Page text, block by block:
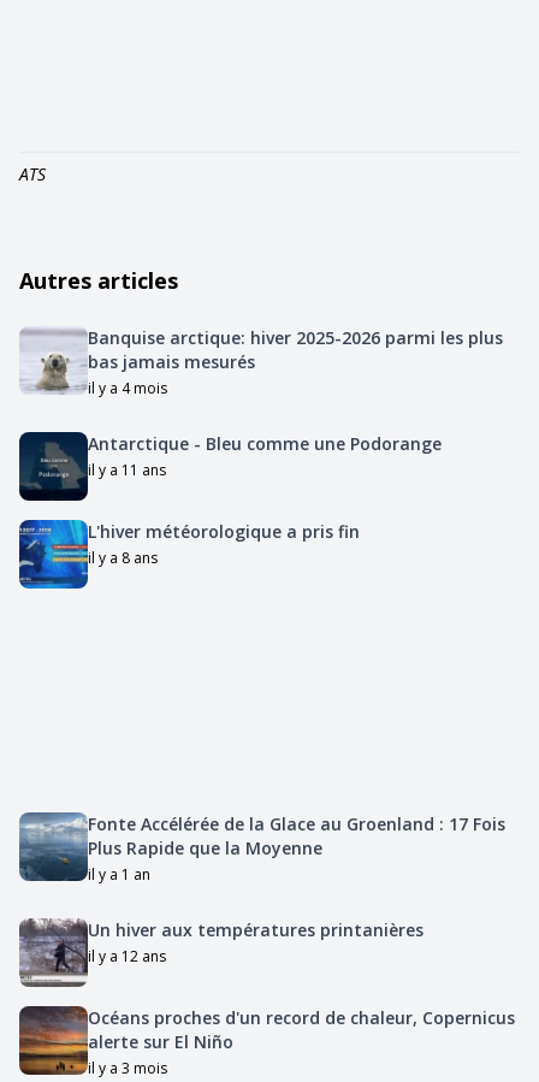
ATS
Autres articles
Banquise arctique: hiver 2025-2026 parmi les plus
bas jamais mesurés
il y a 4 mois
Antarctique - Bleu comme une Podorange
il y a 11 ans
L'hiver météorologique a pris fin
il y a 8 ans
Fonte Accélérée de la Glace au Groenland : 17 Fois
Plus Rapide que la Moyenne
il y a 1 an
Un hiver aux températures printanières
il y a 12 ans
Océans proches d'un record de chaleur, Copernicus
alerte sur El Niño
il y a 3 mois